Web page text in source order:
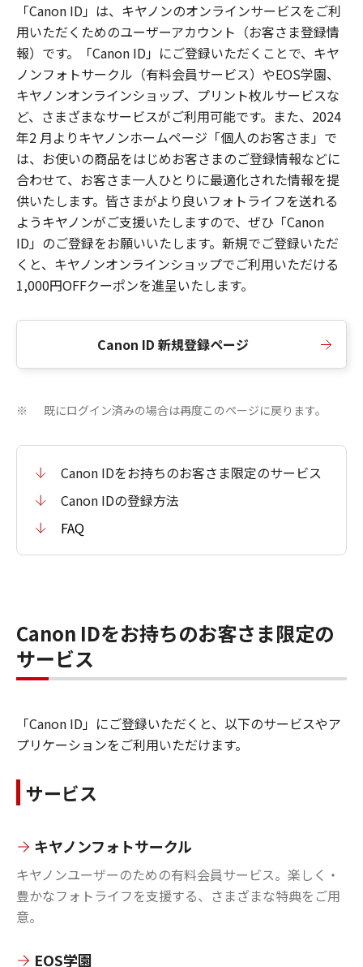
「Canon ID」は、キヤノンのオンラインサービスをご利
用いただくためのユーザーアカウント（お客さま登録情
報）です。「Canon ID」にご登録いただくことで、キヤ
ノンフォトサークル（有料会員サービス）やEOS学園、
キヤノンオンラインショップ、プリント枚ルサービスな
ど、さまざまなサービスがご利用可能です。また、2024
年2 月よりキヤノンホームページ「個人のお客さま」で
は、お使いの商品をはじめお客さまのご登録情報などに
合わせて、お客さま一人ひとりに最適化された情報を提
供いたします。皆さまがより良いフォトライフを送れる
ようキヤノンがご支援いたしますので、ぜひ「Canon
ID」のご登録をお願いいたします。新規でご登録いただ
くと、キヤノンオンラインショップでご利用いただける
1,000円OFFクーポンを進呈いたします。
Canon ID 新規登録ページ
※ 既にログイン済みの場合は再度このページに戻ります。
Canon IDをお持ちのお客さま限定のサービス
Canon IDの登録方法
FAQ
Canon IDをお持ちのお客さま限定の
サービス
「Canon ID」にご登録いただくと、以下のサービスやア
プリケーションをご利用いただけます。
サービス
キヤノンフォトサークル
キヤノンユーザーのための有料会員サービス。楽しく・
豊かなフォトライフを支援する、さまざまな特典をご用
意。
EOS学園